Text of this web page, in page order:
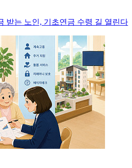
받는 노인, 기초연금 수령 길 열린다